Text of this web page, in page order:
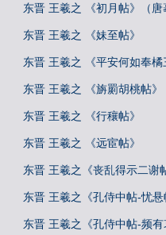
东晋 王羲之 《初月帖》（唐
东晋 王羲之 《妹至帖》
东晋 王羲之 《平安何如奉橘
东晋 王羲之 《旃罽胡桃帖》
东晋 王羲之 《行穰帖》
东晋 王羲之 《远宦帖》
东晋 王羲之《丧乱得示二谢
东晋 王羲之《孔侍中帖-忧悬
东晋 王羲之《孔侍中帖-频有